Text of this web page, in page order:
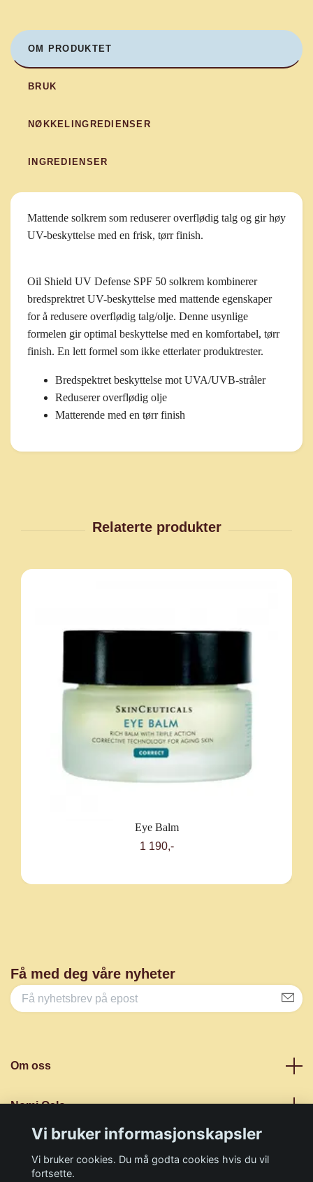
OM PRODUKTET
BRUK
NØKKELINGREDIENSER
INGREDIENSER
Mattende solkrem som reduserer overflødig talg og gir høy
UV-beskyttelse med en frisk, tørr finish.
Oil Shield UV Defense SPF 50 solkrem kombinerer
bredsprektret UV-beskyttelse med mattende egenskaper
for å redusere overflødig talg/olje. Denne usynlige
formelen gir optimal beskyttelse med en komfortabel, tørr
finish. En lett formel som ikke etterlater produktrester.
Bredspektret beskyttelse mot UVA/UVB-stråler
Reduserer overflødig olje
Matterende med en tørr finish
Eye Balm
1 190,-
Få med deg våre nyheter
Om oss
Nomi Oslo
Vi bruker informasjonskapsler
Vi bruker cookies. Du må godta cookies hvis du vil
fortsette.